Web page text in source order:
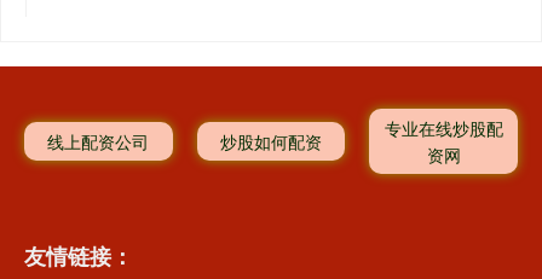
线上配资公司 炒股如何配资
专业在线炒股配
资网
友情链接：